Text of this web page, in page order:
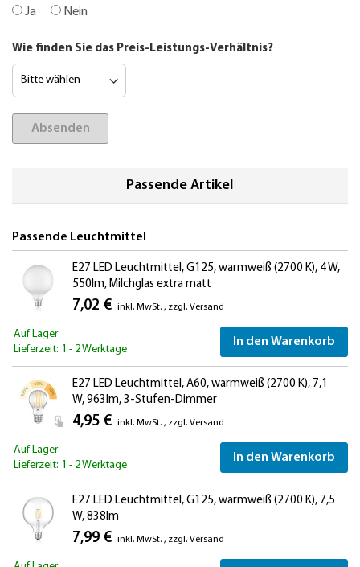
Ja Nein
Wie finden Sie das Preis-Leistungs-Verhältnis?
Absenden
Passende Artikel
Passende Leuchtmittel
E27 LED Leuchtmittel, G125, warmweiß (2700 K), 4 W,
550lm, Milchglas extra matt
7,02 € inkl. MwSt. , zzgl. Versand
Auf Lager
Lieferzeit: 1 - 2 Werktage
In den Warenkorb
E27 LED Leuchtmittel, A60, warmweiß (2700 K), 7,1
W, 963lm, 3-Stufen-Dimmer
4,95 € inkl. MwSt. , zzgl. Versand
Auf Lager
Lieferzeit: 1 - 2 Werktage
In den Warenkorb
E27 LED Leuchtmittel, G125, warmweiß (2700 K), 7,5
W, 838lm
7,99 € inkl. MwSt. , zzgl. Versand